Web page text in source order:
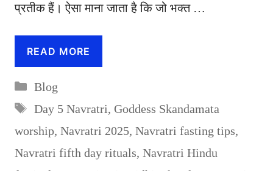
प्रतीक हैं। ऐसा माना जाता है कि जो भक्त …
READ MORE
Categories
Blog
Tags
Day 5 Navratri, Goddess Skandamata
worship, Navratri 2025, Navratri fasting tips,
Navratri fifth day rituals, Navratri Hindu